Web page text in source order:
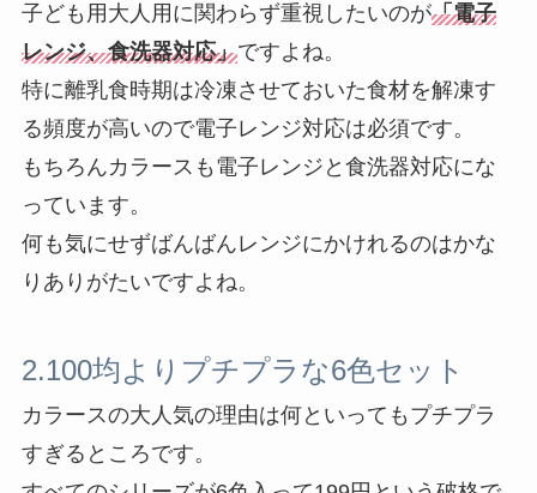
子ども用大人用に関わらず重視したいのが「電子
レンジ、食洗器対応」ですよね。
特に離乳食時期は冷凍させておいた食材を解凍す
る頻度が高いので電子レンジ対応は必須です。
もちろんカラースも電子レンジと食洗器対応にな
っています。
何も気にせずばんばんレンジにかけれるのはかな
りありがたいですよね。
2.100均よりプチプラな6色セット
カラースの大人気の理由は何といってもプチプラ
すぎるところです。